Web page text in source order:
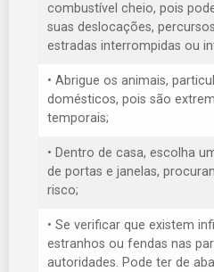
combustível cheio, pois
suas deslocações,
estradas interrompidas ou
• Abrigue os animais,
domésticos, pois são
temporais;
• Dentro de casa, escolha
de portas e janelas,
risco;
• Se verificar que existem
estranhos ou fendas nas
autoridades. Pode ter de